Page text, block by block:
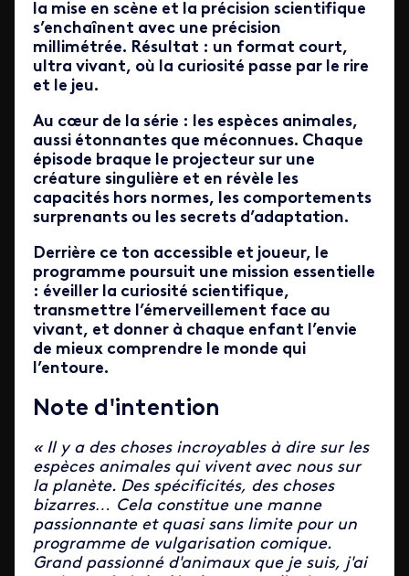
la mise en scène et la précision scientifique
s’enchaînent avec une précision
millimétrée. Résultat : un format court,
ultra vivant, où la curiosité passe par le rire
et le jeu.
Au cœur de la série : les espèces animales,
aussi étonnantes que méconnues. Chaque
épisode braque le projecteur sur une
créature singulière et en révèle les
capacités hors normes, les comportements
surprenants ou les secrets d’adaptation.
Derrière ce ton accessible et joueur, le
programme poursuit une mission essentielle
: éveiller la curiosité scientifique,
transmettre l’émerveillement face au
vivant, et donner à chaque enfant l’envie
de mieux comprendre le monde qui
l’entoure.
Note d'intention
« Il y a des choses incroyables à dire sur les
espèces animales qui vivent avec nous sur
la planète. Des spécificités, des choses
bizarres… Cela constitue une manne
passionnante et quasi sans limite pour un
programme de vulgarisation comique.
Grand passionné d'animaux que je suis, j'ai